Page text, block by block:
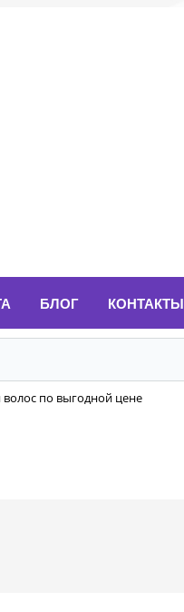
БЛОГ КОНТАКТЫ
волос по выгодной цене